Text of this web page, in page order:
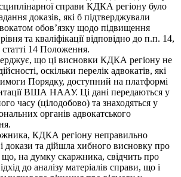
справи КДКА регіону було
доказів, які б підтверджували
обов’язку щодо підвищення
та кваліфікації відповідно до п.п. 14,
14 Положення.
що ці висновки КДКА регіону не
оскільки перелік адвокатів, які
Порядку, доступний на платформі
ВША НААУ. Ці дані передаються у
часу (цілодобово) та знаходяться у
органів адвокатського
КДКА регіону неправильно
докази та дійшла хибного висновку про
що, на думку скаржника, свідчить про
до аналізу матеріалів справи, що і